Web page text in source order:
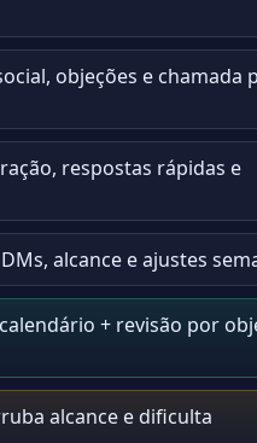
objeções e chamada
respostas rápidas e
alcance e ajustes
+ revisão por
alcance e dificulta